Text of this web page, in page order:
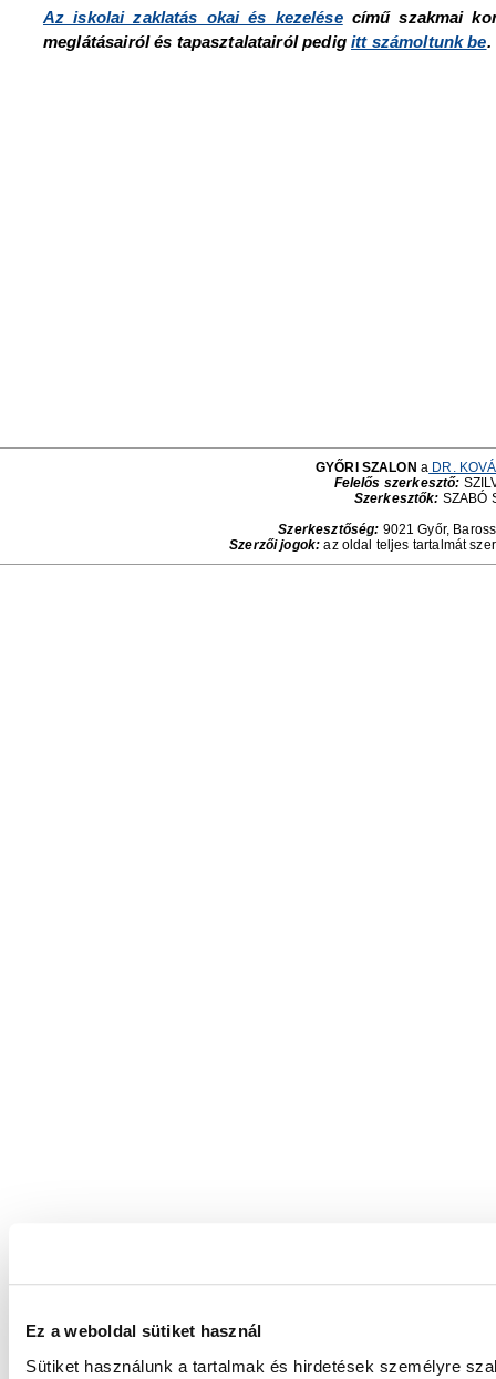
Ez a weboldal sütiket használ
Sütiket használunk a tartalmak és hirdetések személyre
Az iskolai zaklatás okai és kezelésecímű szakmai
meglátásairól és tapasztalatairól pedig itt számoltunk be.
GYŐRI SZALON a DR.
Felelős szerkesztő:
Szerkesztők: SZABÓ
Szerkesztőség: 9021 Győr,
Szerzői jogok: az oldal teljes tartalmát